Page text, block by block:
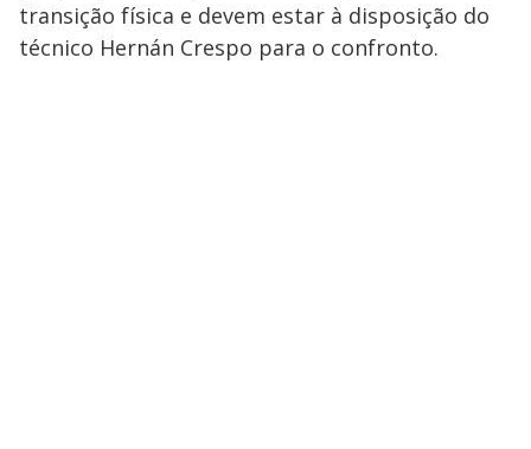
transição física e devem estar à disposição do
técnico Hernán Crespo para o confronto.